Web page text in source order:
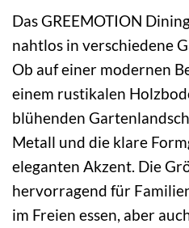
Das GREEMOTION
nahtlos in verschiedene
Ob auf einer modernen
einem rustikalen
blühenden
Metall und die klare
eleganten Akzent. Die
hervorragend für
im Freien essen, aber